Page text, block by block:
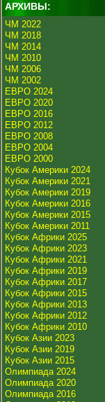
АРХИВЫ:
ЧМ 2022
ЧМ 2018
ЧМ 2014
ЧМ 2010
ЧМ 2006
ЧМ 2002
ЕВРО 2024
ЕВРО 2020
ЕВРО 2016
ЕВРО 2012
ЕВРО 2008
ЕВРО 2004
ЕВРО 2000
Кубок Америки 2024
Кубок Америки 2021
Кубок Америки 2019
Кубок Америки 2016
Кубок Америки 2015
Кубок Америки 2011
Кубок Африки 2025
Кубок Африки 2023
Кубок Африки 2021
Кубок Африки 2019
Кубок Африки 2017
Кубок Африки 2015
Кубок Африки 2013
Кубок Африки 2012
Кубок Африки 2010
Кубок Азии 2023
Кубок Азии 2019
Кубок Азии 2015
Олимпиада 2024
Олимпиада 2020
Олимпиада 2016